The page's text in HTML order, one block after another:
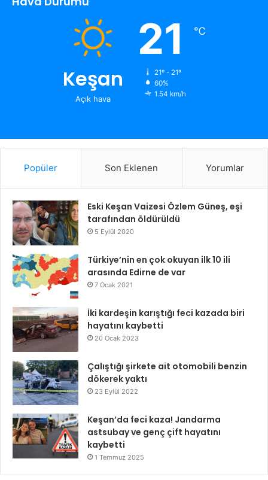
Keşan
Açık hava
21 ℃
21º - 21º
60%
1.54 km/h
Popüler Son Eklenen Yorumlar
Eski Keşan Vaizesi Özlem Güneş, eşi
tarafından öldürüldü
5 Eylül 2020
Türkiye’nin en çok okuyan ilk 10 ili
arasında Edirne de var
7 Ocak 2021
İki kardeşin karıştığı feci kazada biri
hayatını kaybetti
20 Ocak 2023
Çalıştığı şirkete ait otomobili benzin
dökerek yaktı
23 Eylül 2022
Keşan’da feci kaza! Jandarma
astsubay ve genç çift hayatını
kaybetti
1 Temmuz 2025